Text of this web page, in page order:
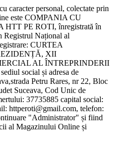
caracter personal, colectate prin
este COMPANIA CU
PE ROTI, înregistrată în
Registrul Național al
CURTEA
XII
AL ÎNTREPRINDERII
social și adresa de
Petru Rares, nr 22, Bloc
Suceava, Cod Unic de
37735885 capital social:
httperoti@gmail.com, telefon:
"Administrator" și fiind
al Magazinului Online și